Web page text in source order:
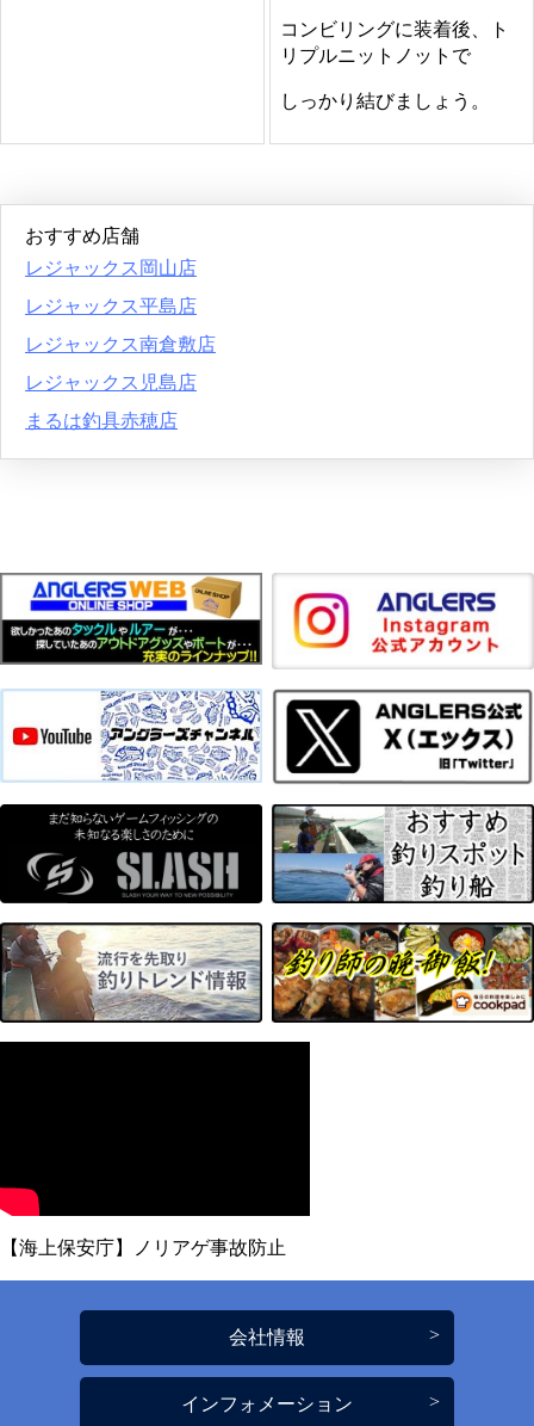
コンビリングに装着後、ト
リプルニットノットで
しっかり結びましょう。
おすすめ店舗
レジャックス岡山店
レジャックス平島店
レジャックス南倉敷店
レジャックス児島店
まるは釣具赤穂店
【海上保安庁】ノリアゲ事故防止
会社情報
インフォメーション